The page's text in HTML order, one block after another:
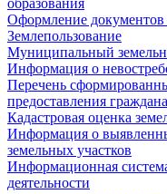
образования
Оформление документов
Землепользование
Муниципальный
Информация о
Перечень
предоставления
Кадастровая оценка
Информация о
земельных участков
Информационная
деятельности